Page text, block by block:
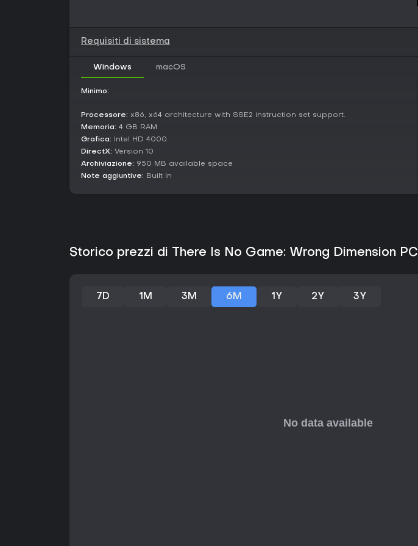
Requisiti di sistema
Windows macOS
Minimo:
Processore: x86, x64 architecture with SSE2 instruction set support.
Memoria: 4 GB RAM
Grafica: Intel HD 4000
DirectX: Version 10
Archiviazione: 950 MB available space
Note aggiuntive: Built In
Storico prezzi di There Is No Game: Wrong Dimension PC
7D 1M 3M 6M 1Y 2Y 3Y